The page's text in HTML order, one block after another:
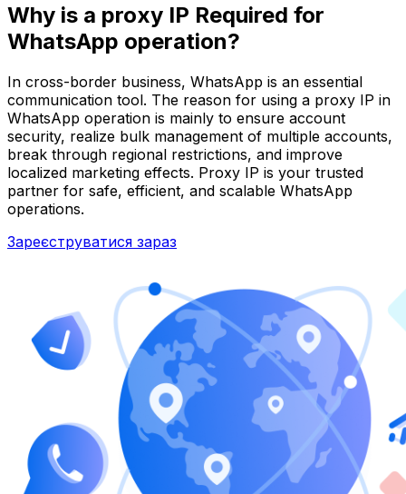
Why is a proxy IP Required for
WhatsApp operation?
In cross-border business, WhatsApp is an essential
communication tool. The reason for using a proxy IP in
WhatsApp operation is mainly to ensure account
security, realize bulk management of multiple accounts,
break through regional restrictions, and improve
localized marketing effects. Proxy IP is your trusted
partner for safe, efficient, and scalable WhatsApp
operations.
Зареєструватися зараз